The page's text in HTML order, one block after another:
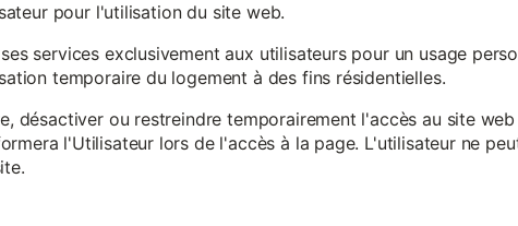
pour l'utilisation du site web.
services exclusivement aux utilisateurs pour un usage
temporaire du logement à des fins résidentielles.
désactiver ou restreindre temporairement l'accès au site
l'Utilisateur lors de l'accès à la page. L'utilisateur ne